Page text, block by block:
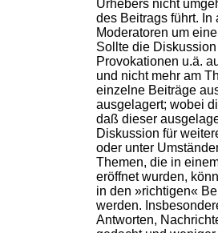
Urhebers nicht
des Beitrags führt.
Moderatoren um
Sollte die
Provokationen u.ä.
und nicht mehr am
einzelne Beiträge
ausgelagert; wobei
daß dieser
Diskussion für
oder unter
Themen, die in
eröffnet wurden,
in den »richtigen«
werden.
Antworten,